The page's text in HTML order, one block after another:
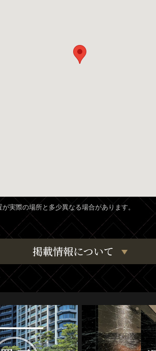
実際の場所と多少異なる場合があります。
掲載情報について